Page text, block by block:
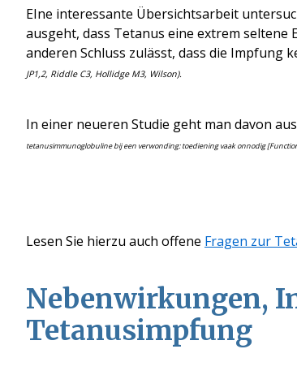
EIne interessante Übersichtsarbeit
ausgeht, dass Tetanus eine extrem seltene
anderen Schluss zulässt, dass die Impfung
JP1,2, Riddle C3, Hollidge M3, Wilson).
In einer neueren Studie geht man davon
tetanusimmunoglobuline bij een verwonding: toediening vaak onnodig
Lesen Sie hierzu auch offene Fragen zur
Nebenwirkungen,
Tetanusimpfung